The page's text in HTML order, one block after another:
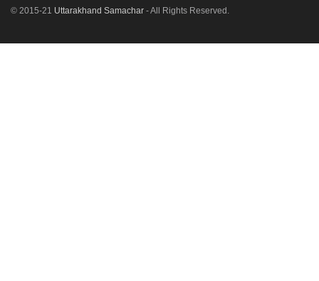
© 2015-21 Uttarakhand Samachar - All Rights Reserved.